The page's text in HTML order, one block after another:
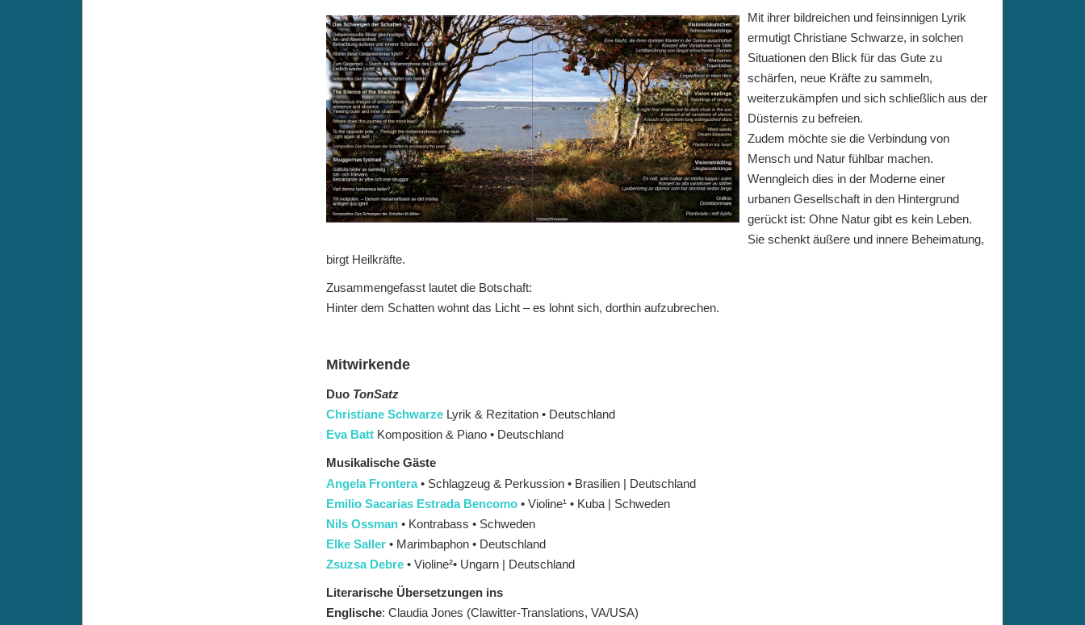
Mit ihrer bildreichen und feinsinnigen Lyrik
ermutigt Christiane Schwarze, in solchen
Situationen den Blick für das Gute zu
schärfen, neue Kräfte zu sammeln,
weiterzukämpfen und sich schließlich aus der
Düsternis zu befreien.
Zudem möchte sie die Verbindung von
Mensch und Natur fühlbar machen.
Wenngleich dies in der Moderne einer
urbanen Gesellschaft in den Hintergrund
gerückt ist: Ohne Natur gibt es kein Leben.
Sie schenkt äußere und innere Beheimatung,
birgt Heilkräfte.
Zusammengefasst lautet die Botschaft:
Hinter dem Schatten wohnt das Licht – es lohnt sich, dorthin aufzubrechen.
Mitwirkende
Duo TonSatz
Christiane SchwarzeLyrik & Rezitation • Deutschland
Eva Batt Komposition & Piano • Deutschland
Musikalische Gäste
Angela Frontera• Schlagzeug & Perkussion • Brasilien | Deutschland
Emilio Sacarias Estrada Bencomo• Violine¹ • Kuba | Schweden
Nils Ossman• Kontrabass • Schweden
Elke Saller • Marimbaphon • Deutschland
Zsuzsa Debre• Violine²• Ungarn | Deutschland
Literarische Übersetzungen ins
Englische: Claudia Jones (Clawitter-Translations, VA/USA)